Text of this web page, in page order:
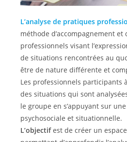
L’analyse de pratiques
méthode d’accompagnement et
professionnels visant
de situations rencontrées au
être de nature différente et
Les professionnels participants
des situations qui sont
le groupe en s’appuyant sur
psychosociale et situationnelle.
L’objectifest de créer un